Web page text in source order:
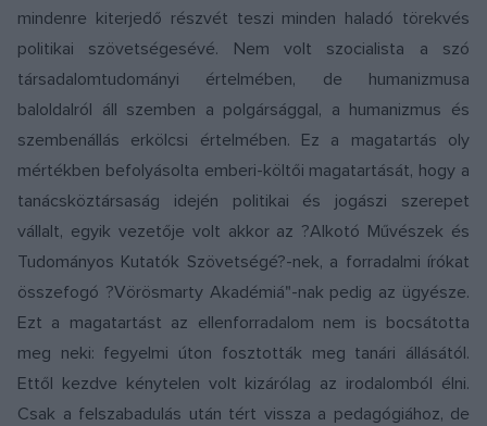
mindenre kiterjedő részvét teszi minden haladó törekvés
politikai szövetségesévé. Nem volt szocialista a szó
társadalomtudományi értelmében, de humanizmusa
baloldalról áll szemben a polgársággal, a humanizmus és
szembenállás erkölcsi értelmében. Ez a magatartás oly
mértékben befolyásolta emberi-költői magatartását, hogy a
tanácsköztársaság idején politikai és jogászi szerepet
vállalt, egyik vezetője volt akkor az ?Alkotó Művészek és
Tudományos Kutatók Szövetségé?-nek, a forradalmi írókat
összefogó ?Vörösmarty Akadémiá"-nak pedig az ügyésze.
Ezt a magatartást az ellenforradalom nem is bocsátotta
meg neki: fegyelmi úton fosztották meg tanári állásától.
Ettől kezdve kénytelen volt kizárólag az irodalomból élni.
Csak a felszabadulás után tért vissza a pedagógiához, de